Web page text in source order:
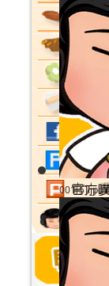
001[5].jpg